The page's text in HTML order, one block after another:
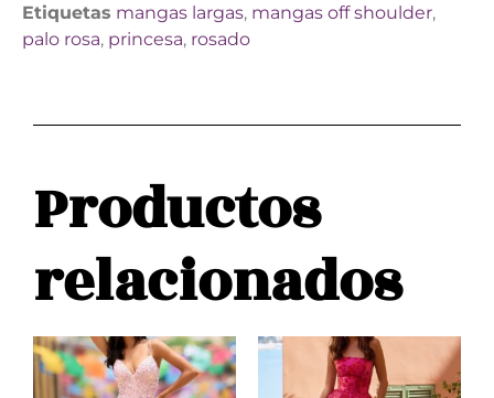
Etiquetas mangas largas, mangas off shoulder,
palo rosa, princesa, rosado
Productos
relacionados